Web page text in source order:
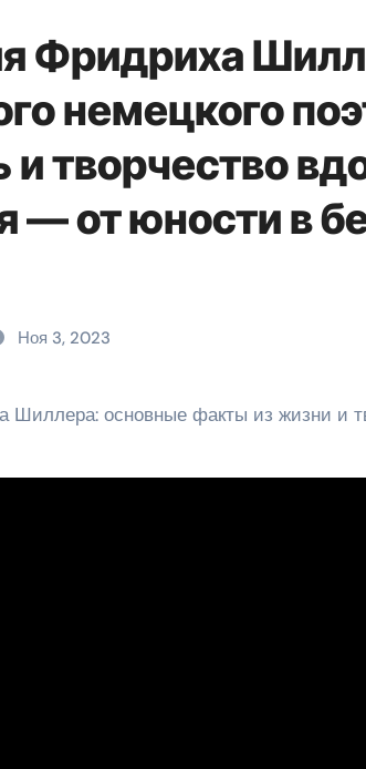
Фридриха
немецкого
и творчество
— от юности в
Ноя 3, 2023